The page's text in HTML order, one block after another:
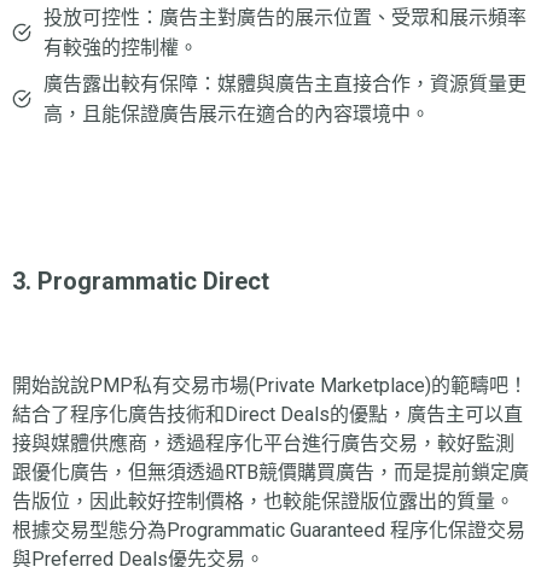
投放可控性：廣告主對廣告的展示位置、受眾和展示頻率
有較強的控制權。
廣告露出較有保障：媒體與廣告主直接合作，資源質量更
高，且能保證廣告展示在適合的內容環境中。
3. Programmatic Direct
開始說說PMP私有交易市場(Private Marketplace)的範疇吧！
結合了程序化廣告技術和Direct Deals的優點，廣告主可以直
接與媒體供應商，透過程序化平台進行廣告交易，較好監測
跟優化廣告，但無須透過RTB競價購買廣告，而是提前鎖定廣
告版位，因此較好控制價格，也較能保證版位露出的質量。
根據交易型態分為Programmatic Guaranteed 程序化保證交易
與Preferred Deals優先交易。